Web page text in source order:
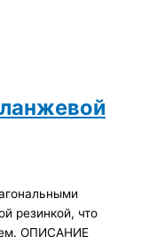
резинкой, что
ОПИСАНИЕ